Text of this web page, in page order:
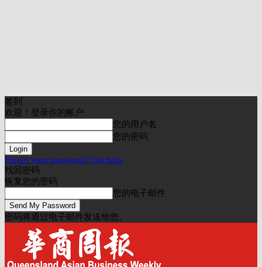
签到
欢迎！登录你的帐户
您的用户名
您的密码
Forgot your password? Get help
找回密码
恢复您的密码
您的电子邮件
密码将通过电子邮件发送给您。